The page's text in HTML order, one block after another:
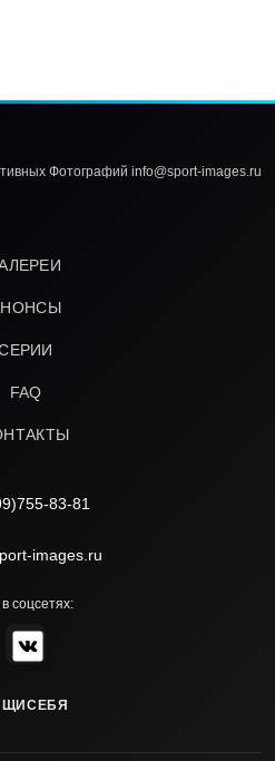
Фотографий info@sport-images.ru
FAQ
83-81
images.ru
соцсетях: